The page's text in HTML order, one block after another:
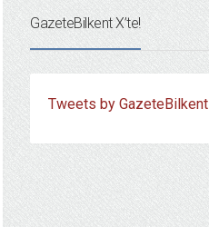
GazeteBilkent X’te!
Tweets by GazeteBilkent